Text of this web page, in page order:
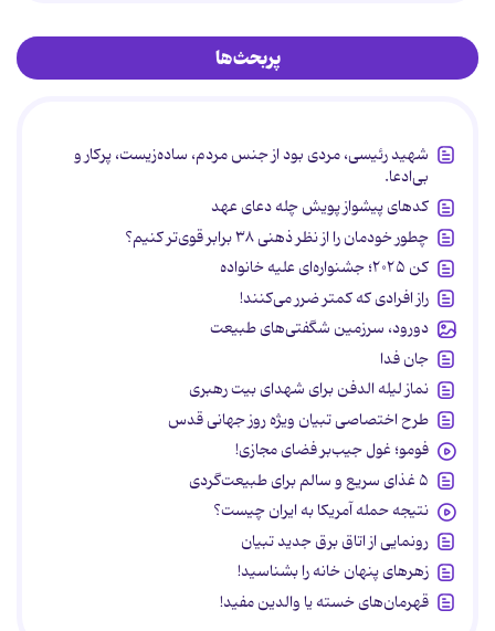
پربحث‌ها
شهید رئیسی، مردی بود از جنس مردم، ساده‌زیست، پرکار و
بی‌ادعا.
کدهای پیشواز پویش چله دعای عهد
چطور خودمان را از نظر ذهنی ۳۸ برابر قوی‌تر کنیم؟
کن ۲۰۲۵؛ جشنواره‌ای علیه خانواده
راز افرادی که کمتر ضرر می‌کنند!
دورود، سرزمین شگفتی‌های طبیعت
جان فدا
نماز لیله الدفن برای شهدای بیت رهبری
طرح اختصاصی تبیان ویژه روز جهانی قدس
فومو؛ غول جیب‌بر فضای مجازی!
۵ غذای سریع و سالم برای طبیعت‌گردی
نتیجه حمله آمریکا به ایران چیست؟
رونمایی از اتاق برق جدید تبیان
زهرهای پنهان خانه را بشناسید!
قهرمان‌های خسته یا والدین مفید!